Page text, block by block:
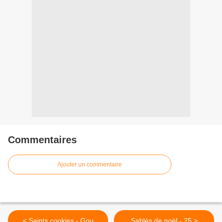
Commentaires
Ajouter un commentaire